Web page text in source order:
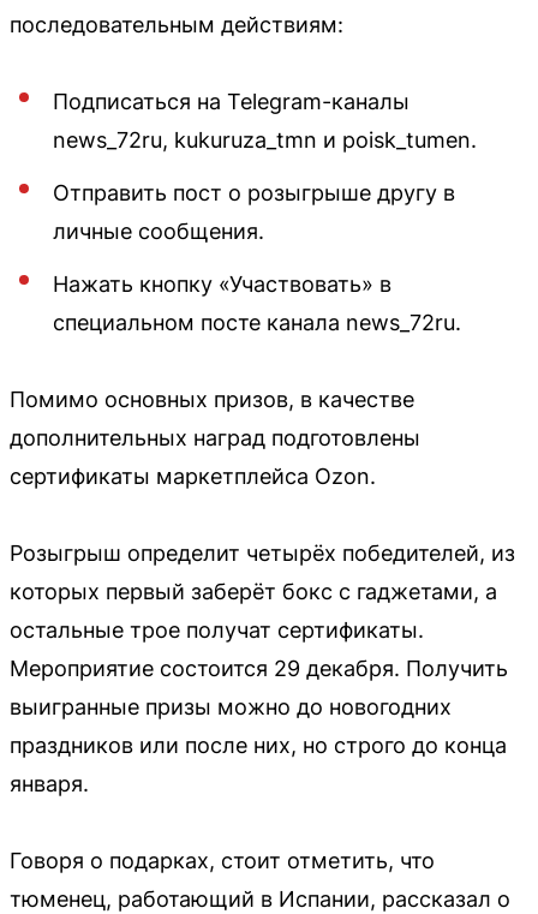
последовательным действиям:
Подписаться на Telegram-каналы
news_72ru, kukuruza_tmn и poisk_tumen.
Отправить пост о розыгрыше другу в
личные сообщения.
Нажать кнопку «Участвовать» в
специальном посте канала news_72ru.
Помимо основных призов, в качестве
дополнительных наград подготовлены
сертификаты маркетплейса Ozon.
Розыгрыш определит четырёх победителей, из
которых первый заберёт бокс с гаджетами, а
остальные трое получат сертификаты.
Мероприятие состоится 29 декабря. Получить
выигранные призы можно до новогодних
праздников или после них, но строго до конца
января.
Говоря о подарках, стоит отметить, что
тюменец, работающий в Испании, рассказал о